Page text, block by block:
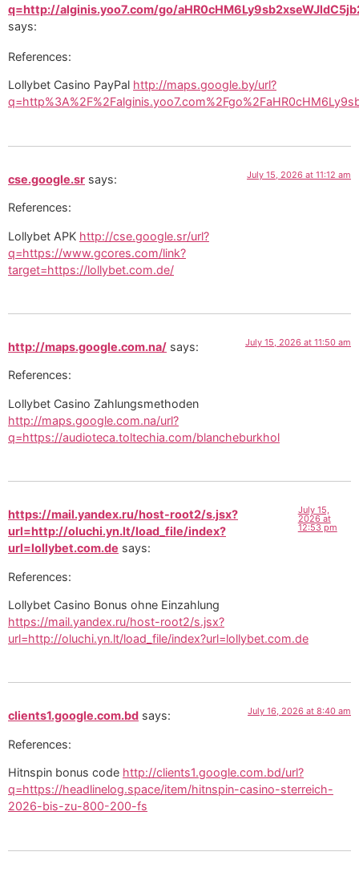
q=http://alginis.yoo7.com/go/
says:
References:
Lollybet Casino PayPal http://maps.google.by/url?
cse.google.sr says: July 15, 2026 at 11:12 am
References:
Lollybet APK http://cse.google.sr/url?
q=https://www.gcores.com/link?
target=https://lollybet.com.de/
http://maps.google.com.na/ says: July 15, 2026 at 11:50 am
References:
Lollybet Casino Zahlungsmethoden
http://maps.google.com.na/url?
q=https://audioteca.toltechia.com/blancheburkhol
https://mail.yandex.ru/host-root2/s.jsx?
url=http://oluchi.yn.lt/load_file/index?
url=lollybet.com.de says:
July 15,
2026 at
12:53 pm
References:
Lollybet Casino Bonus ohne Einzahlung
https://mail.yandex.ru/host-root2/s.jsx?
url=http://oluchi.yn.lt/load_file/index?url=lollybet.com.de
clients1.google.com.bd says: July 16, 2026 at 8:40 am
References:
Hitnspin bonus code http://clients1.google.com.bd/url?
q=https://headlinelog.space/item/hitnspin-casino-sterreich-
2026-bis-zu-800-200-fs